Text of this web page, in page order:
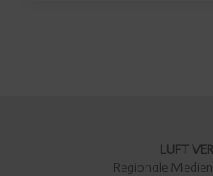
LUFT
Regionale